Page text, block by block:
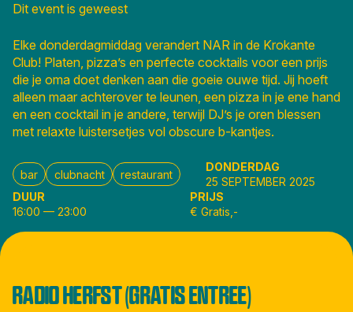
Dit event is geweest
Elke donderdagmiddag verandert NAR in de Krokante
Club! Platen, pizza’s en perfecte cocktails voor een prijs
die je oma doet denken aan die goeie ouwe tijd. Jij hoeft
alleen maar achterover te leunen, een pizza in je ene hand
en een cocktail in je andere, terwijl DJ’s je oren blessen
met relaxte luistersetjes vol obscure b-kantjes.
bar clubnacht restaurant
DONDERDAG
25 SEPTEMBER 2025
DUUR
16:00 — 23:00
PRIJS
€ Gratis,-
RADIO HERFST (GRATIS ENTREE)